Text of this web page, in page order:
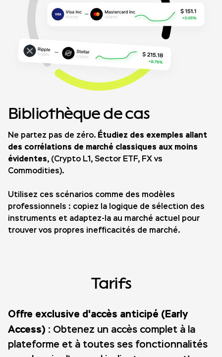
Bibliothèque de cas
Ne partez pas de zéro. Étudiez des exemples allant
des corrélations de marché classiques aux moins
évidentes, (Crypto L1, Sector ETF, FX vs
Commodities).
Utilisez ces scénarios comme des modèles
professionnels : copiez la logique de sélection des
instruments et adaptez-la au marché actuel pour
trouver vos propres inefficacités de marché.
Tarifs
Offre exclusive d'accès anticipé (Early
Access) : Obtenez un accès complet à la
plateforme et à toutes ses fonctionnalités